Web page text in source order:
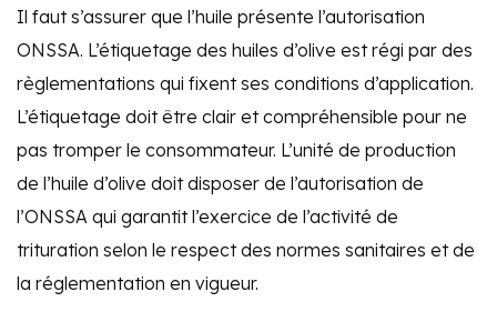
Il faut s’assurer que l’huile présente l’autorisation
ONSSA. L’étiquetage des huiles d’olive est régi par des
règlementations qui fixent ses conditions d’application.
L’étiquetage doit être clair et compréhensible pour ne
pas tromper le consommateur. L’unité de production
de l’huile d’olive doit disposer de l’autorisation de
l’ONSSA qui garantit l’exercice de l’activité de
trituration selon le respect des normes sanitaires et de
la réglementation en vigueur.